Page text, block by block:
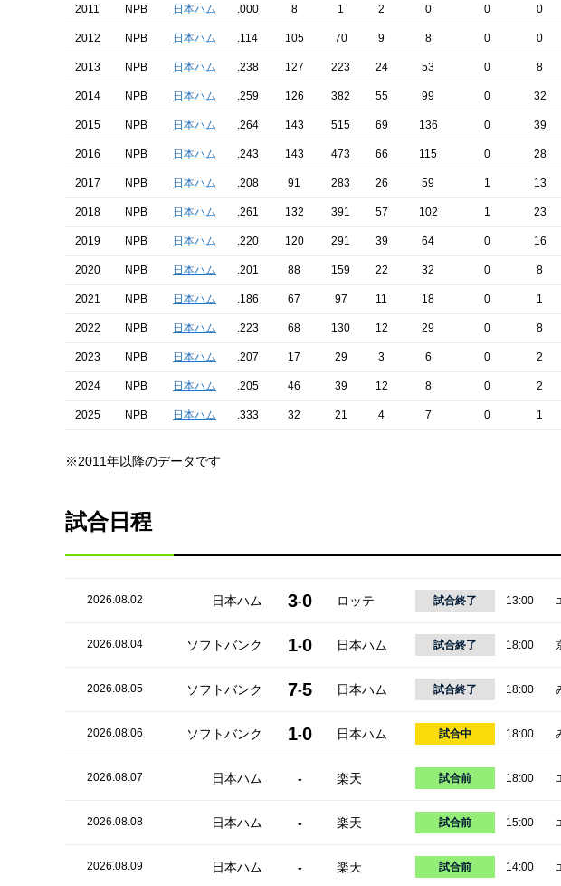
2011 NPB 日本ハム .000 8 1 2 0 0 0
2012 NPB 日本ハム .114 105 70 9 8 0 0
2013 NPB 日本ハム .238 127 223 24 53 0 8
2014 NPB 日本ハム .259 126 382 55 99 0 32
2015 NPB 日本ハム .264 143 515 69 136 0 39
2016 NPB 日本ハム .243 143 473 66 115 0 28
2017 NPB 日本ハム .208 91 283 26 59 1 13
2018 NPB 日本ハム .261 132 391 57 102 1 23
2019 NPB 日本ハム .220 120 291 39 64 0 16
2020 NPB 日本ハム .201 88 159 22 32 0 8
2021 NPB 日本ハム .186 67 97 11 18 0 1
2022 NPB 日本ハム .223 68 130 12 29 0 8
2023 NPB 日本ハム .207 17 29 3 6 0 2
2024 NPB 日本ハム .205 46 39 12 8 0 2
2025 NPB 日本ハム .333 32 21 4 7 0 1
※2011年以降のデータです
試合日程
2026.08.02 日本ハム 3-0 ロッテ 試合終了 13:00
2026.08.04 ソフトバンク 1-0 日本ハム 試合終了 18:00
2026.08.05 ソフトバンク 7-5 日本ハム 試合終了 18:00
2026.08.06 ソフトバンク 1-0 日本ハム 試合中 18:00
2026.08.07 日本ハム - 楽天 試合前 18:00
2026.08.08 日本ハム - 楽天 試合前 15:00
2026.08.09 日本ハム - 楽天 試合前 14:00